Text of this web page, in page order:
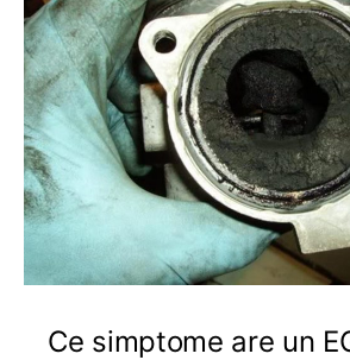
Ce simptome are un